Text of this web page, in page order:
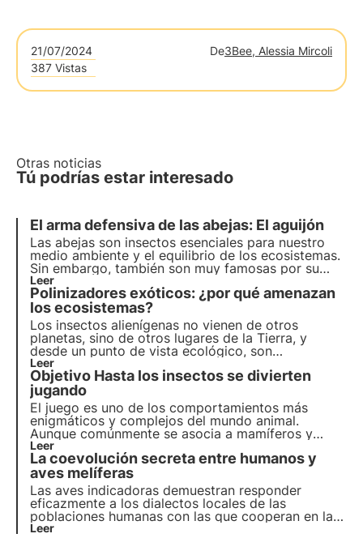
21/07/2024 De3Bee, Alessia Mircoli
387 Vistas
Otras noticias
Tú podrías estar interesado
El arma defensiva de las abejas: El aguijón
Las abejas son insectos esenciales para nuestro
medio ambiente y el equilibrio de los ecosistemas.
Sin embargo, también son muy famosas por su
increíble arma de defensa, el aguijón. ¿Cuántos de
nosotros no hemos intentado ahuyentarlas por
miedo a que nos piquen? ¿Qué hacer en esos
casos?
Leer
Polinizadores exóticos: ¿por qué amenazan
los ecosistemas?
Los insectos alienígenas no vienen de otros
planetas, sino de otros lugares de la Tierra, y
desde un punto de vista ecológico, son
comparables a los extraterrestres. En este artículo
hablamos de qué son, cuáles son los más comunes
y descubrimos cómo podemos ayudar a los
polinizadores gracias a los proyectos de 3Bee.
Leer
Objetivo Hasta los insectos se divierten
jugando
El juego es uno de los comportamientos más
enigmáticos y complejos del mundo animal.
Aunque comúnmente se asocia a mamíferos y
aves, nuevos estudios demuestran que los
insectos, sobre todo los abejorros, juegan y se
divierten como muchas otras especies. Más
información en este artículo.
Leer
La coevolución secreta entre humanos y
aves melíferas
Las aves indicadoras demuestran responder
eficazmente a los dialectos locales de las
poblaciones humanas con las que cooperan en la
búsqueda de colonias de abejas silvestres. Más
Leer